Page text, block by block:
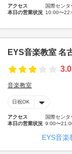
アクセス
国際センタ
本日の営業状況 10:00〜
EYS音楽教室 名
音楽教室
日祝OK
アクセス
国際センタ
本日の営業状況 9:00〜
EYS音楽